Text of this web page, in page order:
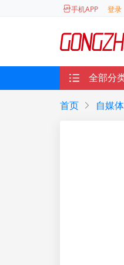
手机APP 登录
全部分
首页 自媒体